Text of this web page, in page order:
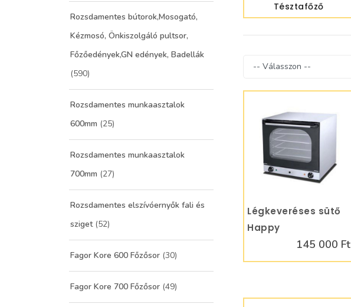
Tésztafőző
KOSÁRBA
Légkeveréses sütő
Happy
145 000 Ft
Rozsdamentes bútorok,Mosogató,
Kézmosó, Önkiszolgáló pultsor,
Főzőedények,GN edények, Badellák
(590)
Rozsdamentes munkaasztalok
600mm (25)
Rozsdamentes munkaasztalok
700mm (27)
Rozsdamentes elszívóernyők fali és
sziget (52)
Fagor Kore 600 Főzősor (30)
Fagor Kore 700 Főzősor (49)